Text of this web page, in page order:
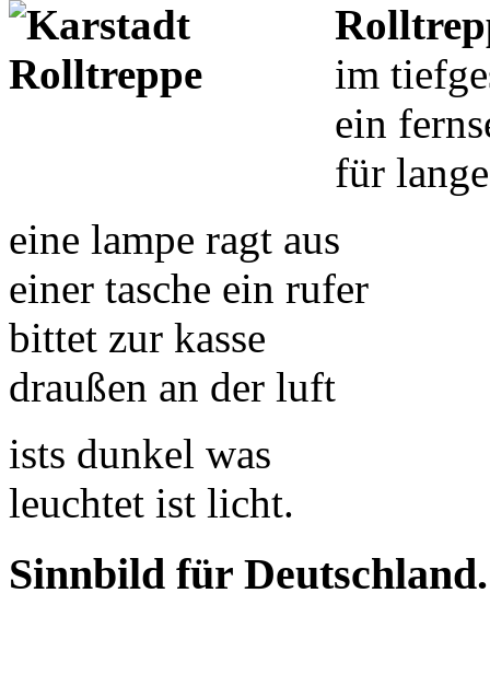
im
ein
für
eine lampe ragt aus
einer tasche ein rufer
bittet zur kasse
draußen an der luft
ists dunkel was
leuchtet ist licht.
Sinnbild für Deutschland.